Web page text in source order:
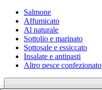
Salmone
Affumicato
Al naturale
Sottolio e marinato
Sottosale e essiccato
Insalate e antipasti
Altro pesce confezionato